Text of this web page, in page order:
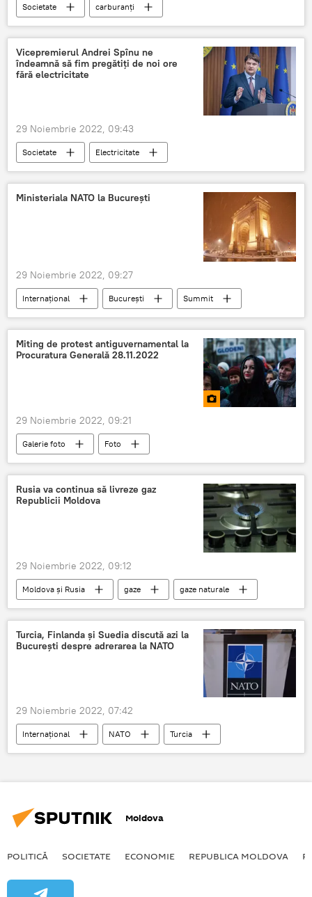
Societate
carburanți
prețuri carburanți
ieftinire carburanți
ANRE
Vicepremierul Andrei Spînu ne
îndeamnă să fim pregătiți de noi ore
fără electricitate
29 Noiembrie 2022, 09:43
Societate
Electricitate
pană de curent
Deconectări
Avertisment
Andrei Spînu
Ministeriala NATO la București
29 Noiembrie 2022, 09:27
Internațional București
Summit
NATO
Miting de protest antiguvernamental la
Procuratura Generală 28.11.2022
29 Noiembrie 2022, 09:21
Galerie foto Foto
Rusia va continua să livreze gaz
Republicii Moldova
29 Noiembrie 2022, 09:12
Moldova și Rusia gaze
gaze naturale
gaze rusești
pret gaze
Gazprom
livrări
Tranzit
Turcia, Finlanda și Suedia discută azi la
București despre adrerarea la NATO
29 Noiembrie 2022, 07:42
Internațional NATO
Turcia
Suedia
Finlanda
Negocieri
Moldova
POLITICĂ SOCIETATE ECONOMIE REPUBLICA MOLDOVA